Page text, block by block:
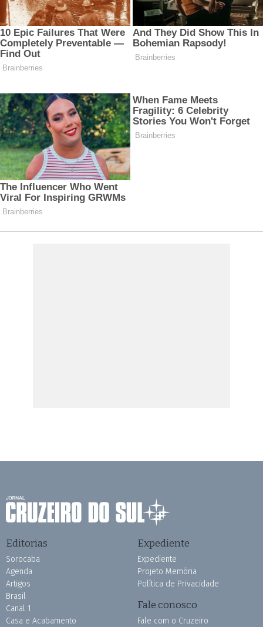
Editorias
Sorocaba
Agenda
Artigos
Brasil
Canal 1
Casa e Acabamento
Expediente
Expediente
Projeto Memória
Política de Privacidade
Fale conosco
Fale com o Cruzeiro